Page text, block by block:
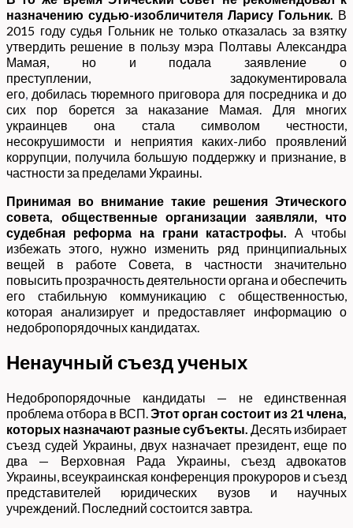
назначению судью-изобличителя Ларису Гольник. В
2015 году судья Гольник не только отказалась за взятку
утвердить решение в пользу мэра Полтавы Александра
Мамая, но и подала заявление о
преступлении, задокументировала
его добилась тюремного приговора для посредника и до
сих пор борется за наказание Мамая. Для многих
украинцев она стала символом честности,
несокрушимости и неприятия каких-либо проявлений
коррупции, получила большую поддержку и признание, в
частности за пределами Украины.
Принимая во внимание такие решения Этического
совета, общественные организации заявляли , что
судебная реформа на грани катастрофы.
А чтобы
избежать этого, нужно изменить ряд принципиальных
вещей в работе Совета, в частности значительно
повысить прозрачность деятельности органа и обеспечить
его стабильную коммуникацию с общественностью,
которая анализирует и предоставляет информацию о
недобропорядочных кандидатах.
Ненаучный съезд ученых
Недобропорядочные кандидаты — не единственная
проблема отбора в ВСП.Этот орган состоит из 21 члена,
которых назначают разные субъекты. Десять избирает
съезд судей Украины, двух назначает президент, еще по
два — Верховная Рада Украины, съезд адвокатов
Украины, всеукраинская конференция прокуроров и съезд
представителей юридических вузов и научных
учреждений. Последний состоится завтра.